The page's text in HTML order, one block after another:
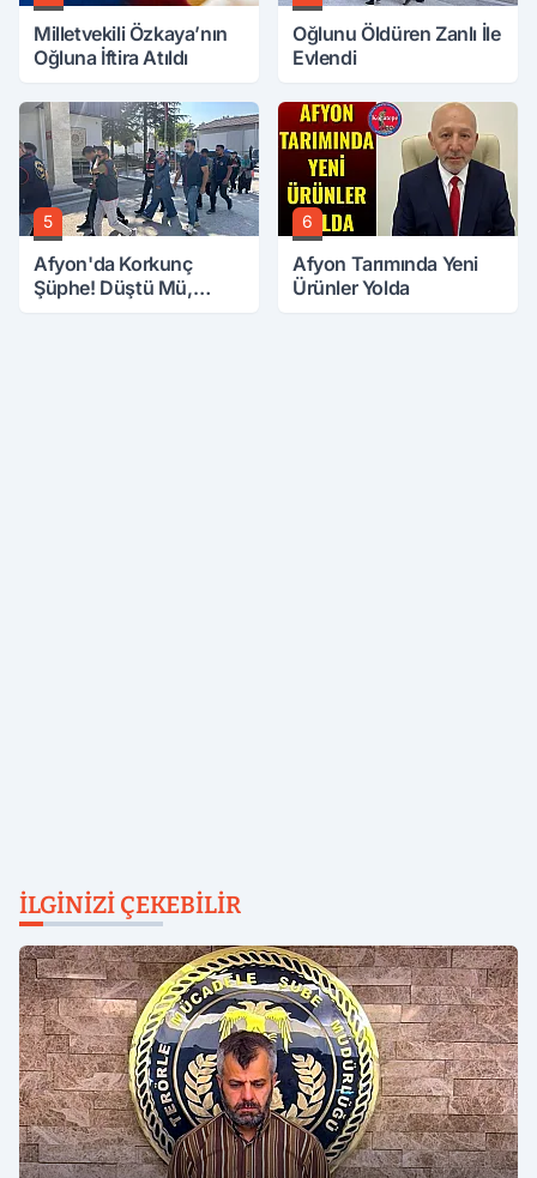
Milletvekili Özkaya’nın
Oğluna İftira Atıldı
Oğlunu Öldüren Zanlı İle
Evlendi
5
Afyon'da Korkunç
Şüphe! Düştü Mü,
6
Afyon Tarımında Yeni
Ürünler Yolda
İLGINIZI ÇEKEBILIR